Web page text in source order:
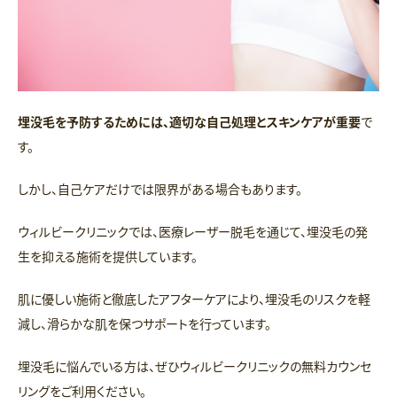
埋没毛を予防するためには、適切な自己処理とスキンケアが重要で
す。
しかし、自己ケアだけでは限界がある場合もあります。
ウィルビークリニックでは、医療レーザー脱毛を通じて、埋没毛の発
生を抑える施術を提供しています。
肌に優しい施術と徹底したアフターケアにより、埋没毛のリスクを軽
減し、滑らかな肌を保つサポートを行っています。
埋没毛に悩んでいる方は、ぜひウィルビークリニックの無料カウンセ
リングをご利用ください。